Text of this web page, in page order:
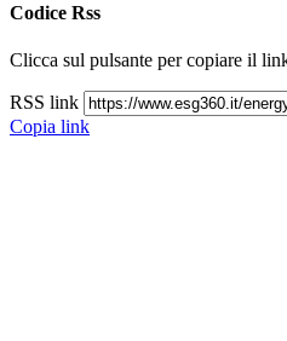
Codice Rss
Clicca sul pulsante per copiare il
RSS link
Copia link